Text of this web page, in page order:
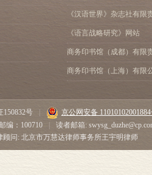
兴农村方法的
要在中国发展
已经说过，抵
发展中国的乡
没有知识，提
的成功，在中
第一，须银行
半是穷的，素
行肯向农村工
《汉语世界》杂志社有限
《语言战略研究》网站
商务印书馆（成都）有限
商务印书馆（上海）有限
150832号
京公网安备
编：100710
读者邮箱:
顾问: 北京市万慧达律师事务所王宇明律师